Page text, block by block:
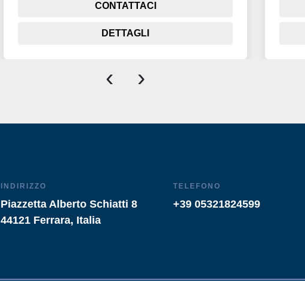
CONTATTACI
DETTAGLI
‹ ›
INDIRIZZO
Piazzetta Alberto Schiatti 8
44121 Ferrara, Italia
TELEFONO
+39 05321824599